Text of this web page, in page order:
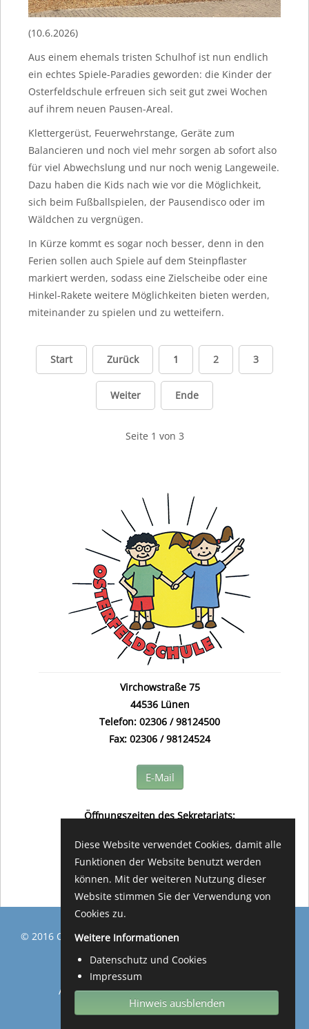
(10.6.2026)
Aus einem ehemals tristen Schulhof ist nun endlich
ein echtes Spiele-Paradies geworden: die Kinder der
Osterfeldschule erfreuen sich seit gut zwei Wochen
auf ihrem neuen Pausen-Areal.
Klettergerüst, Feuerwehrstange, Geräte zum
Balancieren und noch viel mehr sorgen ab sofort also
für viel Abwechslung und nur noch wenig Langeweile.
Dazu haben die Kids nach wie vor die Möglichkeit,
sich beim Fußballspielen, der Pausendisco oder im
Wäldchen zu vergnügen.
In Kürze kommt es sogar noch besser, denn in den
Ferien sollen auch Spiele auf dem Steinpflaster
markiert werden, sodass eine Zielscheibe oder eine
Hinkel-Rakete weitere Möglichkeiten bieten werden,
miteinander zu spielen und zu wetteifern.
Start Zurück 1 2 3
Weiter Ende
Seite 1 von 3
Virchowstraße 75
44536 Lünen
Telefon: 02306 / 98124500
Fax: 02306 / 98124524
E-Mail
Öffnungszeiten des Sekretariats:
08.00 - 12.00 Uhr
© 2016 Osterfeld Grundschule Lünen Design by
media
Impressum
Datenschutz & Cookies
Anmelden
Diese Website verwendet Cookies, damit alle
Funktionen der Website benutzt werden
können. Mit der weiteren Nutzung dieser
Website stimmen Sie der Verwendung von
Cookies zu.
Weitere Informationen
Datenschutz und Cookies
Impressum
Hinweis ausblenden